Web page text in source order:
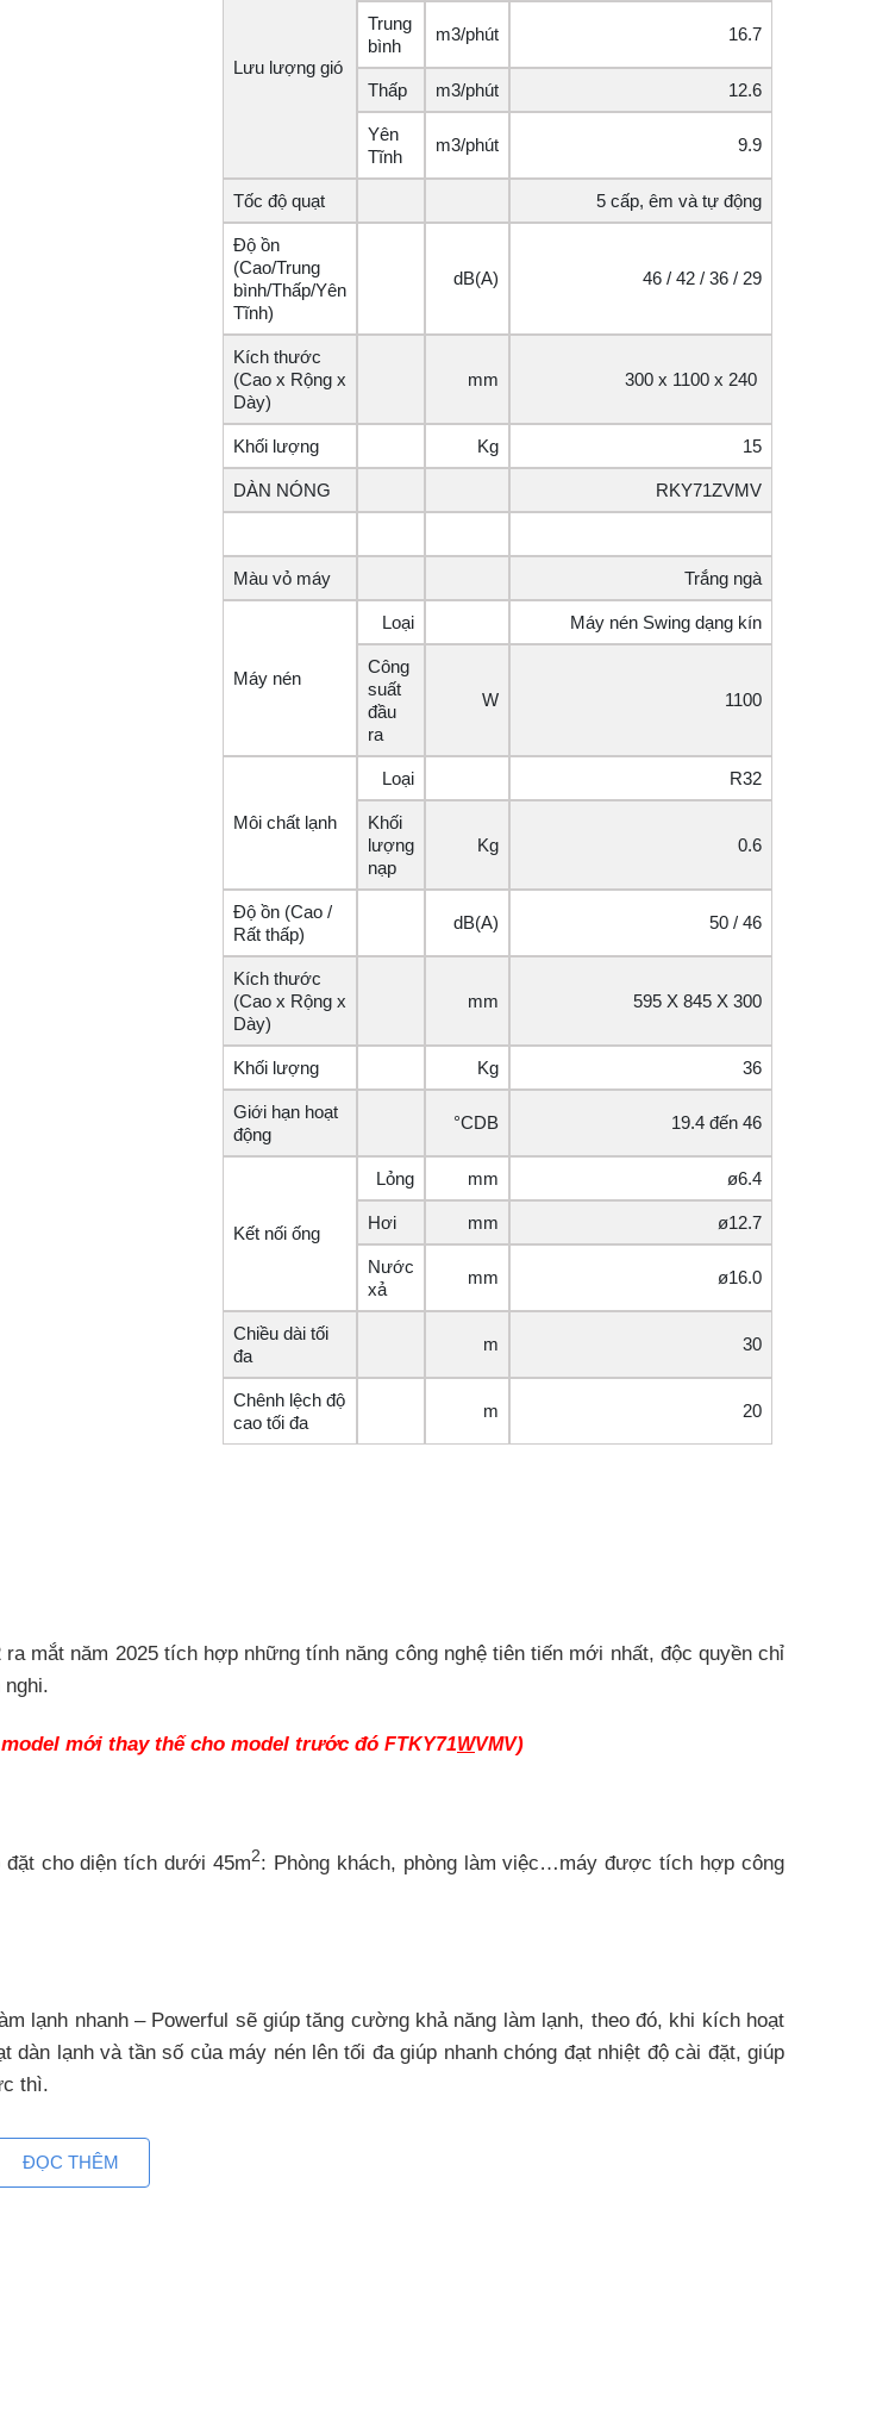
Lưu lượng gió
Trung
bình
m3/phút 16.7
Thấp m3/phút 12.6
Yên
Tĩnh
m3/phút 9.9
Tốc độ quạt 5 cấp, êm và tự động
Độ ồn
(Cao/Trung
bình/Thấp/Yên
Tĩnh)
dB(A) 46 / 42 / 36 / 29
Kích thước
(Cao x Rộng x
Dày)
mm 300 x 1100 x 240
Khối lượng Kg 15
DÀN NÓNG RKY71ZVMV
Màu vỏ máy Trắng ngà
Máy nén
Loại Máy nén Swing dạng kín
Công
suất
đầu
ra
W 1100
Môi chất lạnh
Loại R32
Khối
lượng
nạp
Kg 0.6
Độ ồn (Cao /
Rất thấp)
dB(A) 50 / 46
Kích thước
(Cao x Rộng x
Dày)
mm 595 X 845 X 300
Khối lượng Kg 36
Giới hạn hoạt
động
°CDB 19.4 đến 46
Kết nối ống
Lỏng mm ø6.4
Hơi mm ø12.7
Nước
xả
mm ø16.0
Chiều dài tối
đa
m 30
Chênh lệch độ
cao tối đa
m 20
mắt năm 2025 tích hợp những tính năng công nghệ tiên tiến mới nhất, độc quyền chỉ
mới thay thế cho model trước đó FTKY71WVMV)
đặt cho diện tích dưới 45m2: Phòng khách, phòng làm việc…máy được tích hợp công
lạnh nhanh – Powerful sẽ giúp tăng cường khả năng làm lạnh, theo đó, khi kích hoạt
lạnh và tần số của máy nén lên tối đa giúp nhanh chóng đạt nhiệt độ cài đặt, giúp
thì.
ĐỌC THÊM